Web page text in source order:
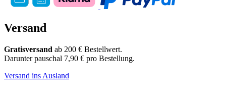
Versand
Gratisversand ab 200 € Bestellwert.
Darunter pauschal 7,90 € pro Bestellung.
Versand ins Ausland